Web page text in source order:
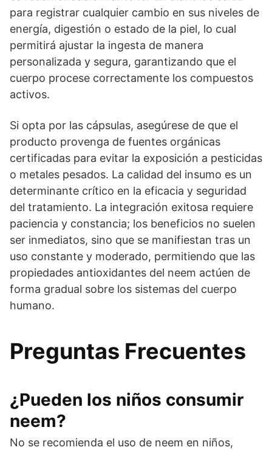
para registrar cualquier cambio en sus niveles de
energía, digestión o estado de la piel, lo cual
permitirá ajustar la ingesta de manera
personalizada y segura, garantizando que el
cuerpo procese correctamente los compuestos
activos.
Si opta por las cápsulas, asegúrese de que el
producto provenga de fuentes orgánicas
certificadas para evitar la exposición a pesticidas
o metales pesados. La calidad del insumo es un
determinante crítico en la eficacia y seguridad
del tratamiento. La integración exitosa requiere
paciencia y constancia; los beneficios no suelen
ser inmediatos, sino que se manifiestan tras un
uso constante y moderado, permitiendo que las
propiedades antioxidantes del neem actúen de
forma gradual sobre los sistemas del cuerpo
humano.
Preguntas Frecuentes
¿Pueden los niños consumir
neem?
No se recomienda el uso de neem en niños,